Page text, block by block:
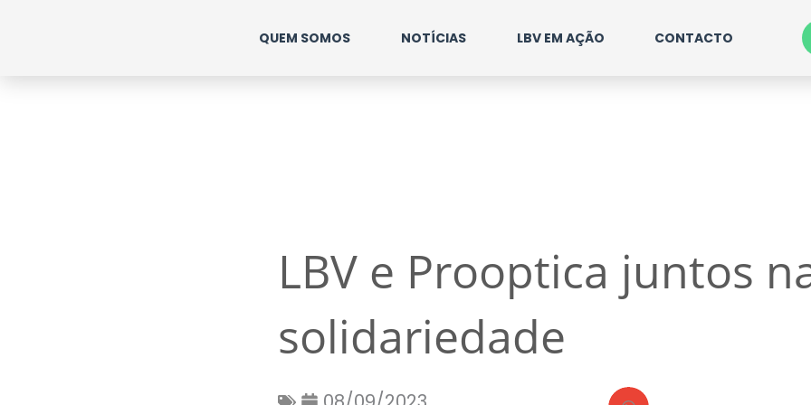
QUEM SOMOS NOTÍCIAS LBV EM AÇÃO CONTACTO
LBV e Prooptica juntos
solidariedade